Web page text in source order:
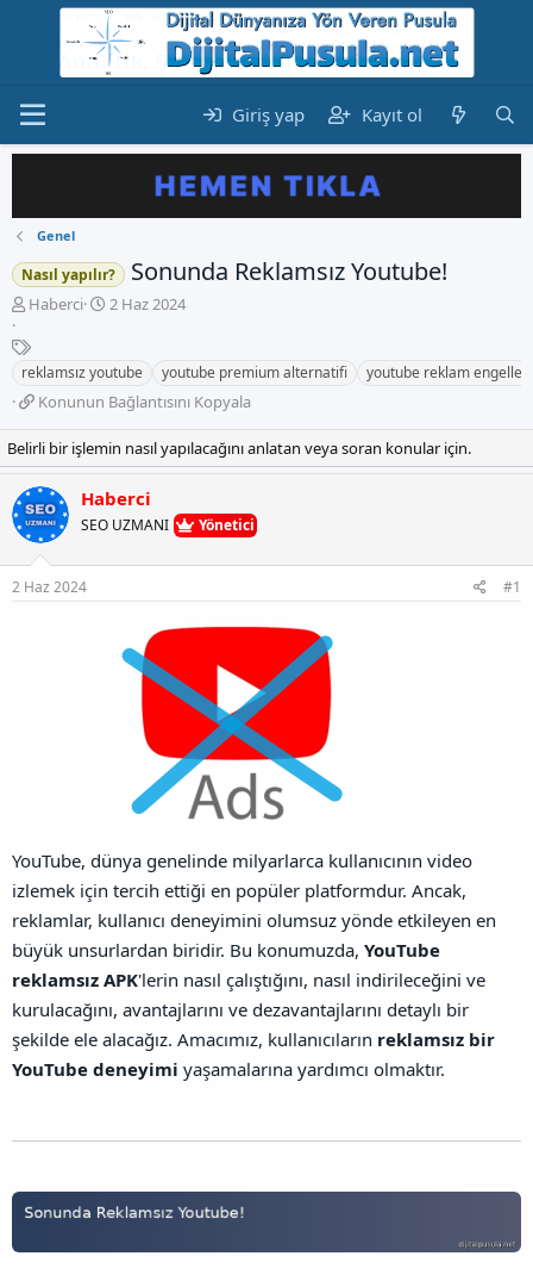
Giriş yap Kayıt ol
Genel
Nasıl yapılır? Sonunda Reklamsız Youtube!
K
n
b
u
y
u
b
a
ş
l
a
t
a
Haberci
B
l
a
n
g
ı
ç
t
a
i
2 Haz 2024
E
t
i
e
t
l
e
r
reklamsız youtube youtube premium alternatifi youtube reklam
K
n
u
n
u
n
ğ
p
y
a
l
Konunun Bağlantısını Kopyala
Belirli bir işlemin nasıl yapılacağını anlatan veya soran konular için.
Haberci
SEO UZMANI Yönetici
2 Haz 2024 #1
YouTube, dünya genelinde milyarlarca kullanıcının video
izlemek için tercih ettiği en popüler platformdur. Ancak,
reklamlar, kullanıcı deneyimini olumsuz yönde etkileyen en
büyük unsurlardan biridir. Bu konumuzda, YouTube
reklamsız APK'lerin nasıl çalıştığını, nasıl indirileceğini ve
kurulacağını, avantajlarını ve dezavantajlarını detaylı bir
şekilde ele alacağız. Amacımız, kullanıcıların reklamsız bir
YouTube deneyimi yaşamalarına yardımcı olmaktır.